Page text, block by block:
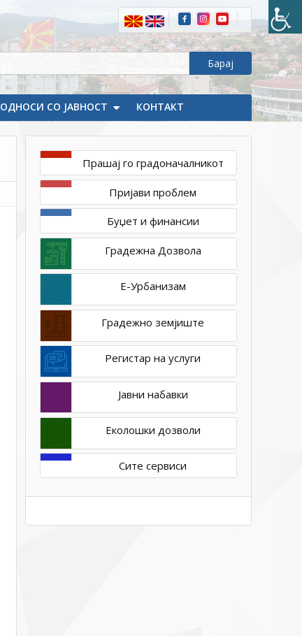
ОДНОСИ СО ЈАВНОСТ КОНТАКТ
Денот
на
над
фашизмот
и
Денот
на
Европа
Прашај го градоначалникот
Пријави проблем
Буџет и финансии
Градежна Дозвола
Е-Урбанизам
Градежно земјиште
Регистар на услуги
Јавни набавки
Еколошки дозволи
Сите сервиси